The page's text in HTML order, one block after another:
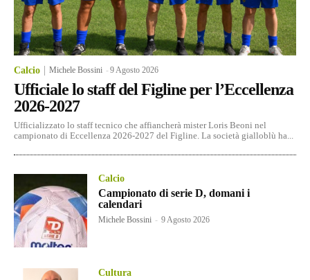
Calcio Michele Bossini -9 Agosto 2026
Ufficiale lo staff del Figline per l’Eccellenza
2026-2027
Ufficializzato lo staff tecnico che affiancherà mister Loris Beoni nel
campionato di Eccellenza 2026-2027 del Figline. La società gialloblù ha...
Calcio
Campionato di serie D, domani i
calendari
Michele Bossini - 9 Agosto 2026
Cultura